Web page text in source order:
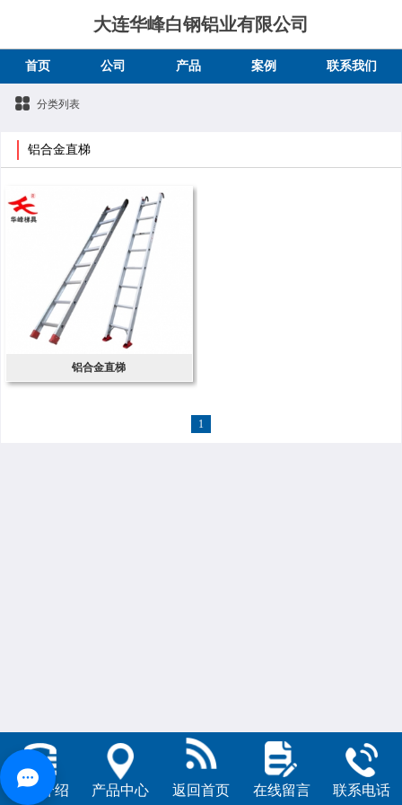
大连华峰白钢铝业有限公司
首页 公司 产品 案例 联系我们
分类列表
铝合金直梯
铝合金直梯
1
公司介绍 产品中心 返回首页 在线留言 联系电话